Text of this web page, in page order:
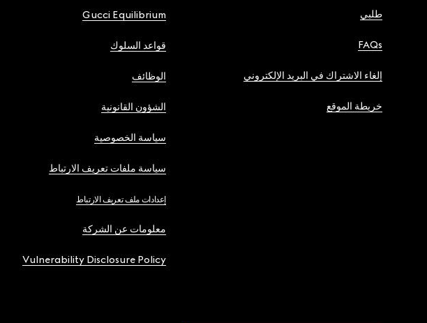
طلبي
FAQs
إلغاء الاشتراك في البريد الإلكتروني
خريطة الموقع
Gucci Equilibrium
قواعد السلوك
الوظائف
الشؤون القانونية
سياسة الخصوصية
سياسة ملفات تعريف الارتباط
إعدادات ملف تعريف الارتباط
معلومات عن الشركة
Vulnerability Disclosure Policy